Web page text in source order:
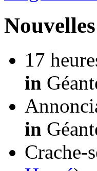
17
in
in
Crache-